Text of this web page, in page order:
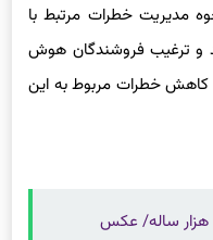
می‌کنند که به‌جای توقف
مدیریت خطرات مرتبط با
و ترغیب فروشندگان هوش
خطرات مربوط به این